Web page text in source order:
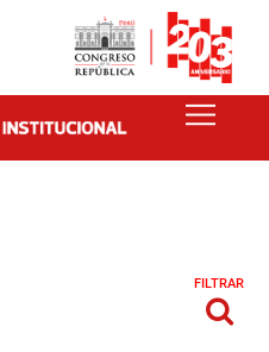
FILTRAR